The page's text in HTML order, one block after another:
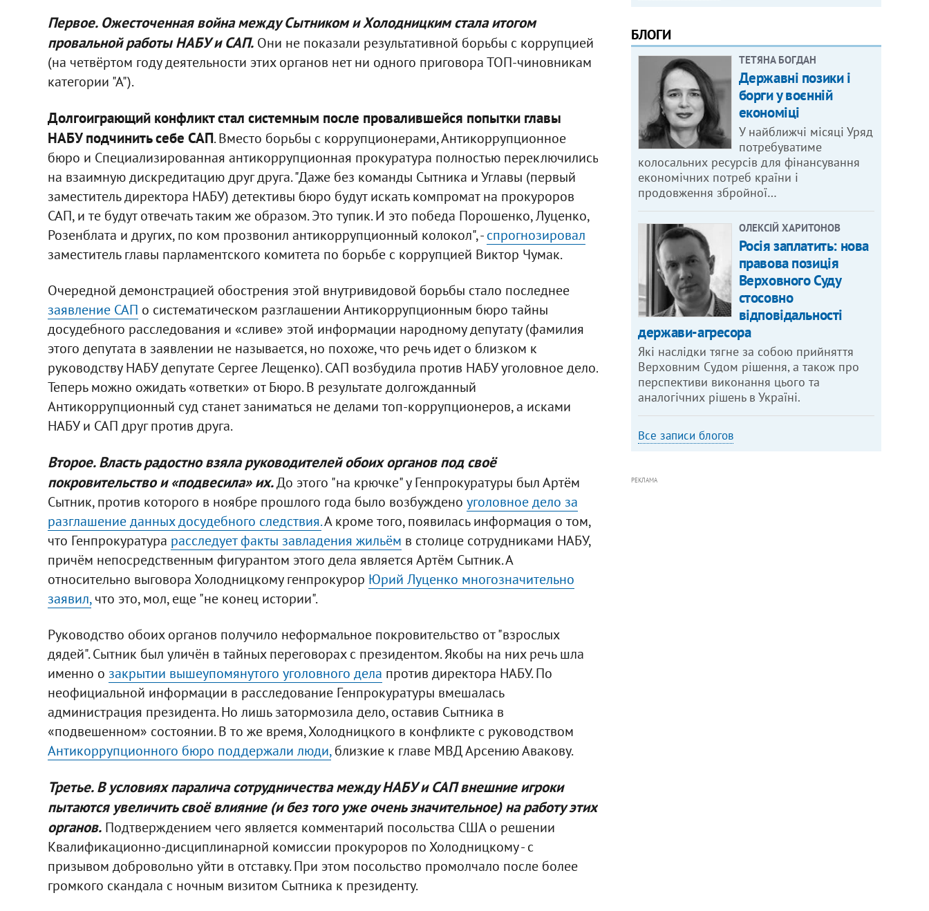
Первое. Ожесточенная война между Сытником и Холодницким стала итогом
провальной работы НАБУ и САП.Они не показали результативной борьбы с коррупцией
(на четвёртом году деятельности этих органов нет ни одного приговора ТОП-чиновникам
категории "А").
Долгоиграющий конфликт стал системным после провалившейся попытки главы
НАБУ подчинить себе САП. Вместо борьбы с коррупционерами, Антикоррупционное
бюро и Специализированная антикоррупционная прокуратура полностью переключились
на взаимную дискредитацию друг друга. "Даже без команды Сытника и Углавы (первый
заместитель директора НАБУ) детективы бюро будут искать компромат на прокуроров
САП, и те будут отвечать таким же образом. Это тупик. И это победа Порошенко, Луценко,
Розенблата и других, по ком прозвонил антикоррупционный колокол", -спрогнозировал
заместитель главы парламентского комитета по борьбе с коррупцией Виктор Чумак.
Очередной демонстрацией обострения этой внутривидовой борьбы стало последнее
заявление САП о систематическом разглашении Антикоррупционным бюро тайны
досудебного расследования и «сливе» этой информации народному депутату (фамилия
этого депутата в заявлении не называется, но похоже, что речь идет о близком к
руководству НАБУ депутате Сергее Лещенко). САП возбудила против НАБУ уголовное дело.
Теперь можно ожидать «ответки» от Бюро. В результате долгожданный
Антикоррупционный суд станет заниматься не делами топ-коррупционеров, а исками
НАБУ и САП друг против друга.
Второе. Власть радостно взяла руководителей обоих органов под своё
покровительство и «подвесила» их.До этого "на крючке" у Генпрокуратуры был Артём
Сытник, против которого в ноябре прошлого года было возбуждено уголовное дело за
разглашение данных досудебного следствия.А кроме того, появилась информация о том,
что Генпрокуратура расследует факты завладения жильём в столице сотрудниками НАБУ,
причём непосредственным фигурантом этого дела является Артём Сытник. А
относительно выговора Холодницкому генпрокурор Юрий Луценко многозначительно
заявил,что это, мол, еще "не конец истории".
Руководство обоих органов получило неформальное покровительство от "взрослых
дядей". Сытник был уличён в тайных переговорах с президентом. Якобы на них речь шла
именно о закрытии вышеупомянутого уголовного дела против директора НАБУ. По
неофициальной информации в расследование Генпрокуратуры вмешалась
администрация президента. Но лишь затормозила дело, оставив Сытника в
«подвешенном» состоянии. В то же время, Холодницкого в конфликте с руководством
Антикоррупционного бюро поддержали люди,близкие к главе МВД Арсению Авакову.
Третье. В условиях паралича сотрудничества между НАБУ и САП внешние игроки
пытаются увеличить своё влияние (и без того уже очень значительное) на работу этих
органов.Подтверждением чего является комментарий посольства США о решении
Квалификационно-дисциплинарной комиссии прокуроров по Холодницкому - с
призывом добровольно уйти в отставку. При этом посольство промолчало после более
громкого скандала с ночным визитом Сытника к президенту.
БЛОГИ
ТЕТЯНА БОГДАН
Державні позики і
борги у воєнній
економіці
У найближчі місяці Уряд
потребуватиме
колосальних ресурсів для фінансування
економічних потреб країни і
продовження збройної…
ОЛЕКСІЙ ХАРИТОНОВ
Росія заплатить: нова
правова позиція
Верховного Суду
стосовно
відповідальності
держави-агресора
Які наслідки тягне за собою прийняття
Верховним Судом рішення, а також про
перспективи виконання цього та
аналогічних рішень в Україні.
Все записи блогов
РЕКЛАМА